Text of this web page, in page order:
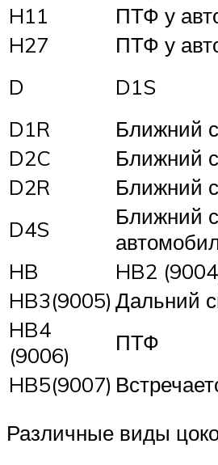
H11
ПТФ у
H27
ПТФ у
D
D1S
D1R
Ближний
D2C
Ближний
D2R
Ближний
D4S
Ближний
HB
HB2
HB3(9005) Дальний
HB4
(9006)
ПТФ
HB5(9007)
Различные виды